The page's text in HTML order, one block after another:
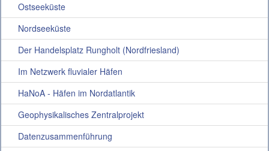
Ostseeküste
Nordseeküste
Der Handelsplatz Rungholt (Nordfriesland)
Im Netzwerk fluvialer Häfen
HaNoA - Häfen im Nordatlantik
Geophysikalisches Zentralprojekt
Datenzusammenführung